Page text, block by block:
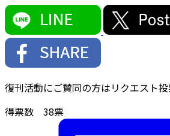
復刊活動にご賛同の方はリクエスト投
得票数 38票